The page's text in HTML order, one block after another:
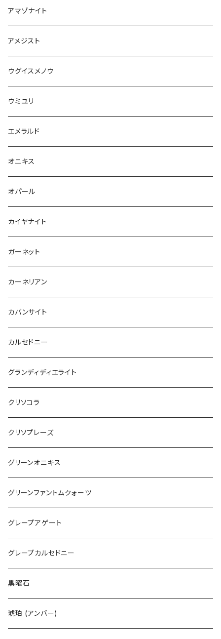
アマゾナイト
アメジスト
ウグイスメノウ
ウミユリ
エメラルド
オニキス
オパール
カイヤナイト
ガーネット
カーネリアン
カバンサイト
カルセドニー
グランディディエライト
クリソコラ
クリソプレーズ
グリーンオニキス
グリーンファントムクォーツ
グレープアゲート
グレープカルセドニー
黒曜石
琥珀 (アンバー)